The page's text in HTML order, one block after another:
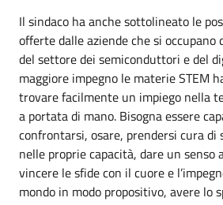
Il sindaco ha anche sottolineato le
offerte dalle aziende che si occupano
del settore dei semiconduttori e del
maggiore impegno le materie STEM
trovare facilmente un impiego nella
a portata di mano. Bisogna essere
confrontarsi, osare, prendersi cura di
nelle proprie capacità, dare un senso
vincere le sfide con il cuore e
mondo in modo propositivo, avere lo